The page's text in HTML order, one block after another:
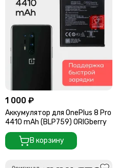
1 000 ₽
Аккумулятор для OnePlus 8 Pro
4410 mAh (BLP759) ORIGberry
В корзину